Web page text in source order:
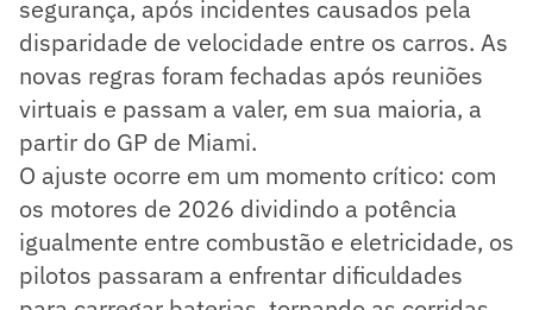
segurança, após incidentes causados pela
disparidade de velocidade entre os carros. As
novas regras foram fechadas após reuniões
virtuais e passam a valer, em sua maioria, a
partir do GP de Miami.
O ajuste ocorre em um momento crítico: com
os motores de 2026 dividindo a potência
igualmente entre combustão e eletricidade, os
pilotos passaram a enfrentar dificuldades